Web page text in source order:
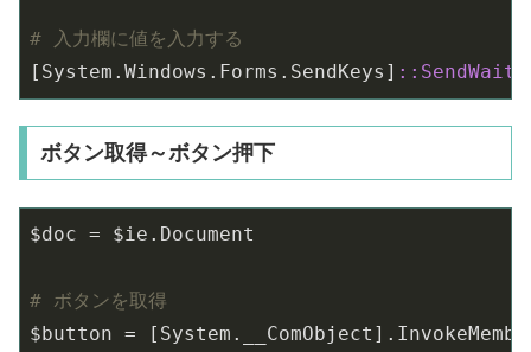
# 入力欄に値を入力する
[System.Windows.Forms.SendKeys] : :SendWait
ボタン取得～ボタン押下
$doc = $ie.Document
# ボタンを取得
$button =